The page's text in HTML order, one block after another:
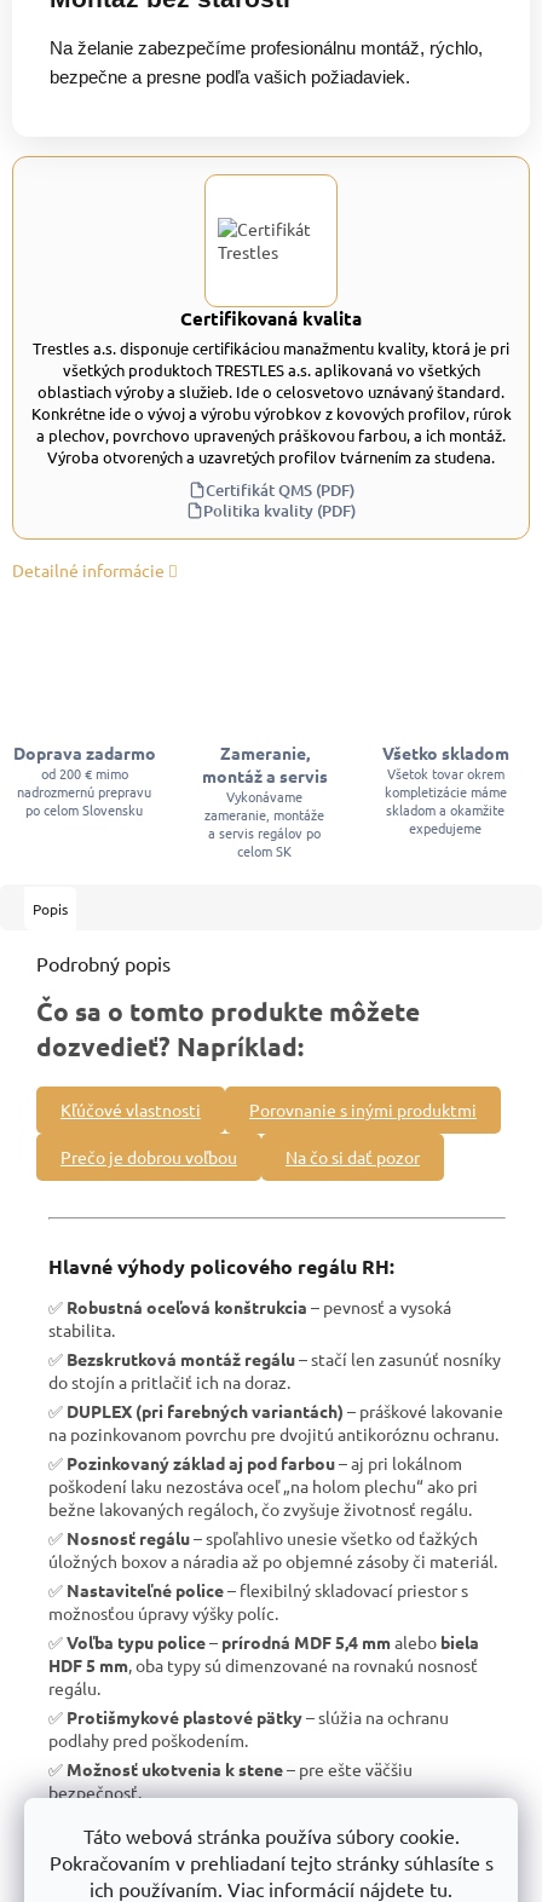
Táto webová stránka používa súbory cookie.
Pokračovaním v prehliadaní tejto stránky súhlasíte s
ich používaním. Viac informácií nájdete tu.
Na želanie zabezpečíme profesionálnu montáž, rýchlo,
bezpečne a presne podľa vašich požiadaviek.
Certifikovaná kvalita
Trestles a.s. disponuje certifikáciou manažmentu kvality, ktorá je pri
všetkých produktoch TRESTLES a.s. aplikovaná vo všetkých
oblastiach výroby a služieb. Ide o celosvetovo uznávaný štandard.
Konkrétne ide o vývoj a výrobu výrobkov z kovových profilov, rúrok
a plechov, povrchovo upravených práškovou farbou, a ich montáž.
Výroba otvorených a uzavretých profilov tvárnením za studena.
Certifikát QMS (PDF)
Politika kvality (PDF)
Detailné informácie
Doprava zadarmo
od 200 € mimo
nadrozmernú prepravu
po celom Slovensku
Zameranie,
montáž a servis
Vykonávame
zameranie, montáže
a servis regálov po
celom SK
Všetko skladom
Všetok tovar okrem
kompletizácie máme
skladom a okamžite
expedujeme
Popis
Podrobný popis
Čo sa o tomto produkte môžete
dozvedieť? Napríklad:
Kľúčové vlastnosti Porovnanie s inými produktmi
Prečo je dobrou voľbou Na čo si dať pozor
Hlavné výhody policového regálu RH:
✅ Robustná oceľová konštrukcia – pevnosť a vysoká
stabilita.
✅ Bezskrutková montáž regálu– stačí len zasunúť nosníky
do stojín a pritlačiť ich na doraz.
✅ DUPLEX (pri farebných variantách) – práškové lakovanie
na pozinkovanom povrchu pre dvojitú antikoróznu ochranu.
✅ Pozinkovaný základ aj pod farbou– aj pri lokálnom
poškodení laku nezostáva oceľ „na holom plechu“ ako pri
bežne lakovaných regáloch, čo zvyšuje životnosť regálu.
✅ Nosnosť regálu– spoľahlivo unesie všetko od ťažkých
úložných boxov a náradia až po objemné zásoby či materiál.
✅ Nastaviteľné police– flexibilný skladovací priestor s
možnosťou úpravy výšky políc.
✅Voľba typu police– prírodná MDF 5,4 mmalebo biela
HDF 5 mm , oba typy sú dimenzované na rovnakú nosnosť
regálu.
✅ Protišmykové plastové pätky– slúžia na ochranu
podlahy pred poškodením.
✅ Možnosť ukotvenia k stene– pre ešte väčšiu
bezpečnosť.
výroba s dlhou životnosťou.
✅10 rokov záruka– dôkaz kvality a dlhodobej odolnosti.